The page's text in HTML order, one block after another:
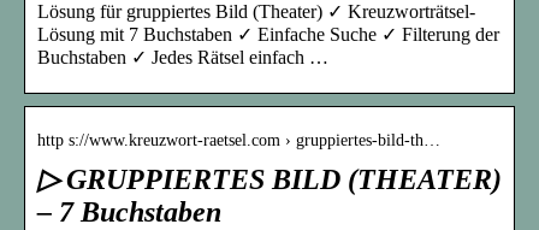
Lösung für gruppiertes Bild (Theater) ✓ Kreuzworträtsel-
Lösung mit 7 Buchstaben ✓ Einfache Suche ✓ Filterung der
Buchstaben ✓ Jedes Rätsel einfach …
http s://www.kreuzwort-raetsel.com › gruppiertes-bild-th…
▷ GRUPPIERTES BILD (THEATER)
– 7 Buchstaben